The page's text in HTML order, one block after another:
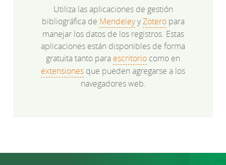
Utiliza las aplicaciones de gestión
bibliográfica de MendeleyyZoteropara
manejar los datos de los registros. Estas
aplicaciones están disponibles de forma
gratuita tanto para escritorio como en
extensiones que pueden agregarse a los
navegadores web.